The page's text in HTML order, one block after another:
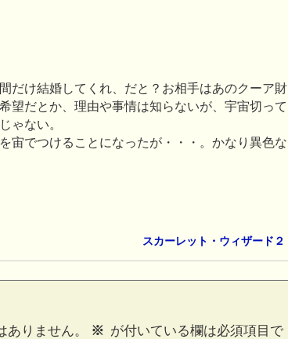
だけ結婚してくれ、だと？お相手はあのクーア財
望だとか、理由や事情は知らないが、宇宙切って
ゃない。
宙でつけることになったが・・・。かなり異色な
スカーレット・ウィザード２
りません。 ※ が付いている欄は必須項目で